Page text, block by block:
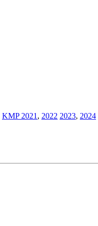
KMP 2021 , 2022 2023, 2024